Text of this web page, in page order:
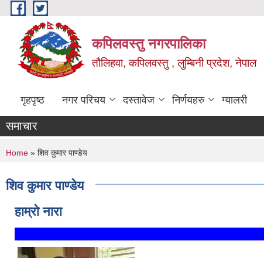
Skip to main content
कपिलवस्तु नगरपालिका
तौलिहवा, कपिलवस्तु , लुम्बिनी प्रदेश, नेपाल
गृहपृष्ठ नगर परिचय दस्तावेज निर्णयहरु ग्यालरी
समाचार
You are here
Home » शिव कुमार पाण्डेय
शिव कुमार पाण्डेय
हाम्रो नारा